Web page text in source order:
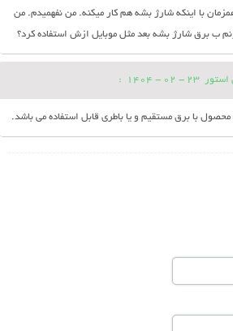
با اینکه شارژ بشه هم کار میکنه. من نفهمیدم. من
ب برق شارژ بشه بعد مثل موبایل ازش استفاده کرد؟
استور 23 - 02 - 1404
:
محصول با برق مستقیم و یا باطری قابل استفاده می باشد.